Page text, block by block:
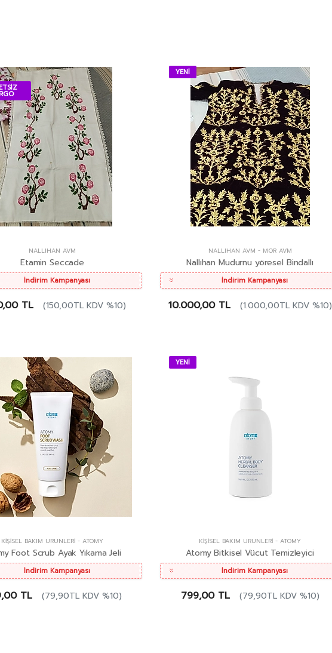
NALLIHAN AVM
Etamin Seccade
İndirim Kampanyası
TL (150,00TL KDV %10)
YENİ
NALLIHAN AVM - MOR AVM
Nallıhan Mudurnu yöresel Bindallı
İndirim Kampanyası
10.000,00 TL (1.000,00TL KDV %10)
KIŞISEL BAKIM ÜRÜNLERI - ATOMY
Foot Scrub Ayak Yıkama Jeli
İndirim Kampanyası
TL (79,90TL KDV %10)
YENİ
KIŞISEL BAKIM ÜRÜNLERI - ATOMY
Atomy Bitkisel Vücut Temizleyici
İndirim Kampanyası
799,00 TL (79,90TL KDV %10)